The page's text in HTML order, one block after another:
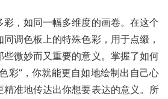
，如同一幅多维度的画卷。在这个
调色板上的特殊色彩，用于点缀，
些微妙而又重要的意义。掌握了如何
彩”，你就能更自如地绘制出自己心
精准地传达出你想要表达的意义。所